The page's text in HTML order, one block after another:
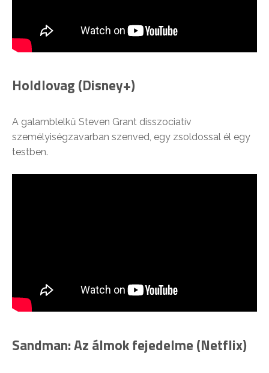
Holdlovag (Disney+)
A galamblelkű Steven Grant disszociatív
személyiségzavarban szenved, egy zsoldossal él egy
testben.
Sandman: Az álmok fejedelme (Netflix)